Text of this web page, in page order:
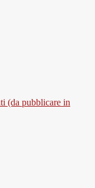
(da pubblicare in